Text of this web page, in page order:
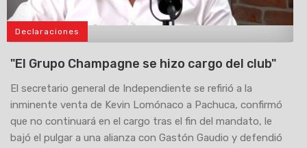
Declaraciones
"El Grupo Champagne se hizo cargo del club"
El secretario general de Independiente se refirió a la
inminente venta de Kevin Lomónaco a Pachuca, confirmó
que no continuará en el cargo tras el fin del mandato, le
bajó el pulgar a una alianza con Gastón Gaudio y defendió